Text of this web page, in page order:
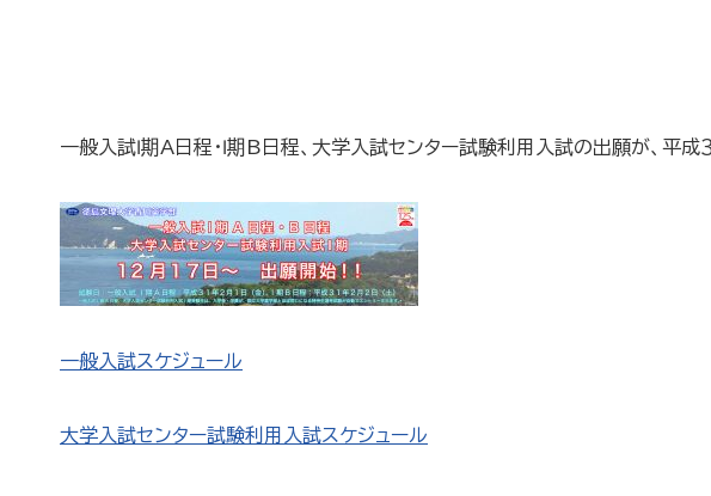
一般入試Ⅰ期A日程・Ⅰ期B日程、大学入試センター試験利用入試の出願が、平成３
一般入試スケジュール
大学入試センター試験利用入試スケジュール